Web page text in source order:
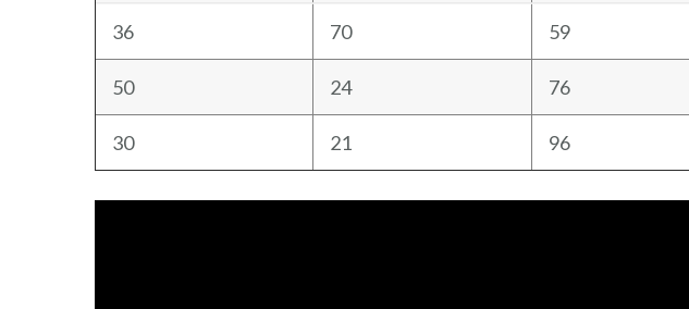
36 70 59
50 24 76
30 21 96